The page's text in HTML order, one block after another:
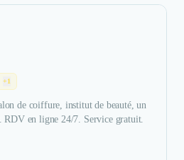
+1
de coiffure, institut de beauté, un
RDV en ligne 24/7. Service gratuit.